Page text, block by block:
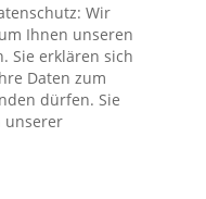
Wir
Ihnen unseren
Sie erklären sich
Daten zum
dürfen. Sie
unserer